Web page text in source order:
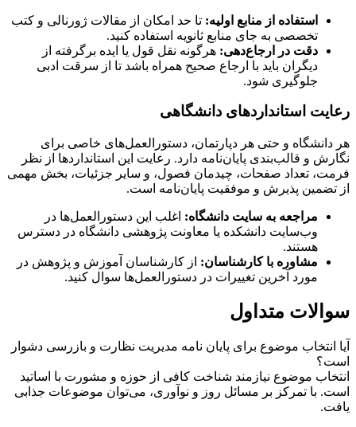
استفاده از منابع اولیه: تا حد امکان از مقالات ژورنالی و کتب
تخصصی به جای منابع ثانویه استفاده کنید.
دقت در ارجاع‌دهی: هرگونه نقل قول یا ایده برگرفته از
دیگران باید با ارجاع صحیح همراه باشد تا از سرقت ادبی
جلوگیری شود.
رعایت استانداردهای دانشگاهی
هر دانشگاه و حتی هر دپارتمان، دستورالعمل‌های خاصی برای
نگارش و قالب‌بندی پایان‌نامه دارد. رعایت این استانداردها از نظر
فرمت، تعداد صفحات، چیدمان فصول، و سایر جزئیات، بخش مهمی
از تضمین پذیرش و موفقیت پایان‌نامه است.
مراجعه به سایت دانشگاه: اغلب این دستورالعمل‌ها در
وب‌سایت دانشکده یا معاونت پژوهشی دانشگاه در دسترس
هستند.
مشاوره با کارشناسان: از کارشناسان آموزش و پژوهش در
مورد آخرین تغییرات در دستورالعمل‌ها سوال کنید.
سوالات متداول
آیا انتخاب موضوع برای پایان نامه مدیریت نظارت و بازرسی دشوار
است؟
انتخاب موضوع نیازمند شناخت کافی از حوزه و مشورت با اساتید
است. با تمرکز بر مسائل روز و نوآوری، می‌توان موضوعات جذابی
یافت.